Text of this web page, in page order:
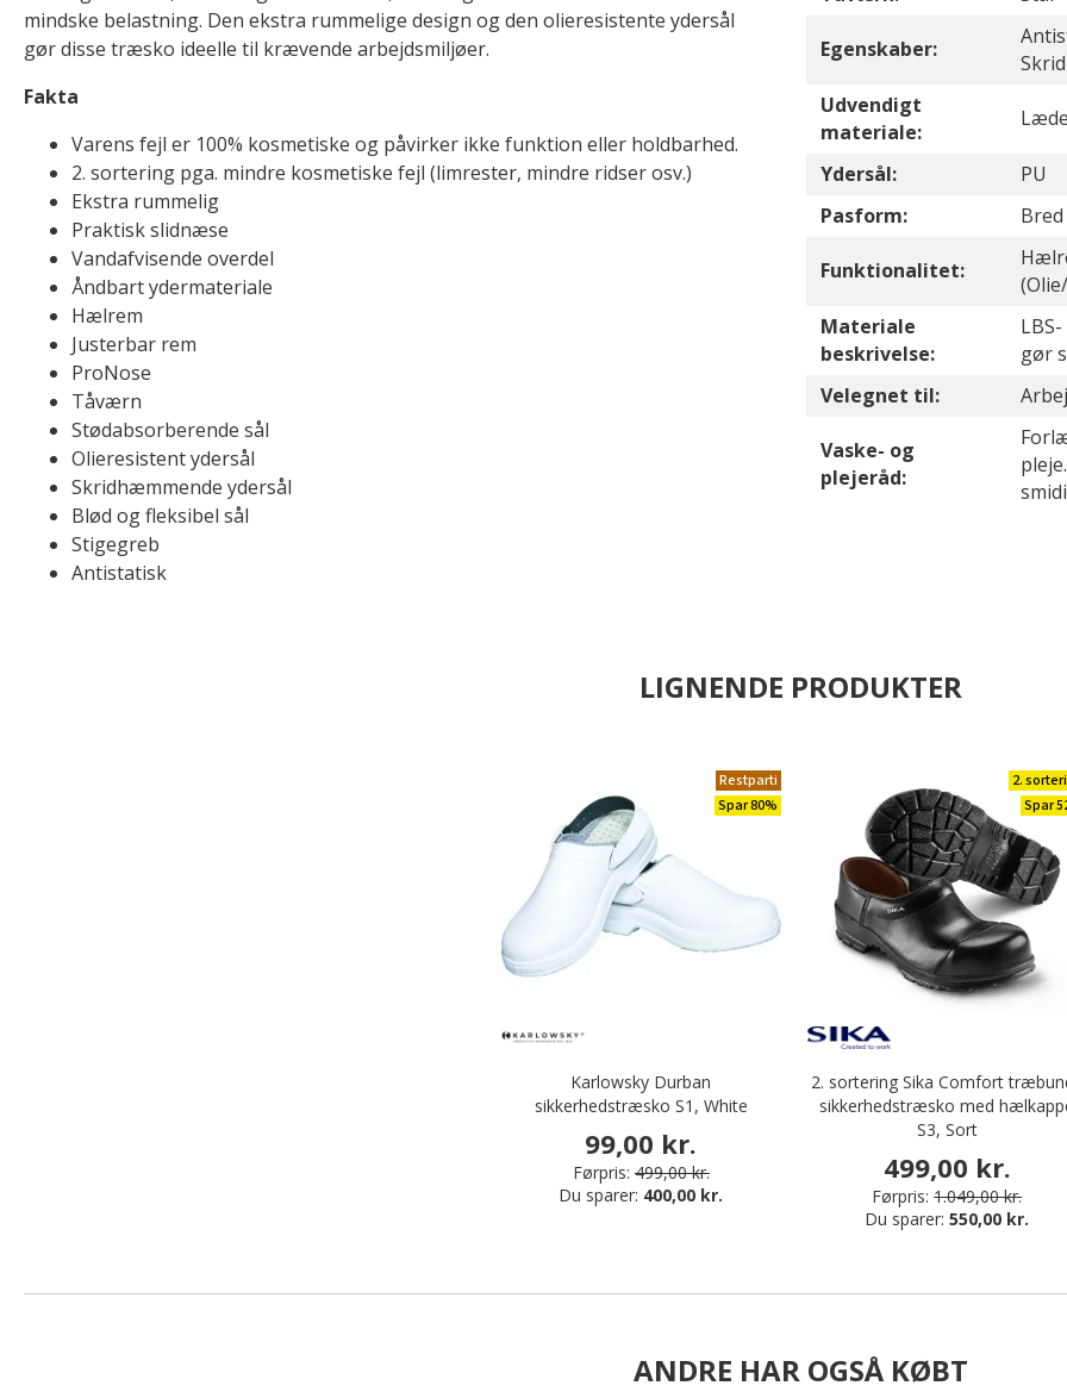
mindske belastning. Den ekstra rummelige design og den olieresistente ydersål
gør disse træsko ideelle til krævende arbejdsmiljøer.
Fakta
Varens fejl er 100% kosmetiske og påvirker ikke funktion eller holdbarhed.
2. sortering pga. mindre kosmetiske fejl (limrester, mindre ridser osv.)
Ekstra rummelig
Praktisk slidnæse
Vandafvisende overdel
Åndbart ydermateriale
Hælrem
Justerbar rem
ProNose
Tåværn
Stødabsorberende sål
Olieresistent ydersål
Skridhæmmende ydersål
Blød og fleksibel sål
Stigegreb
Antistatisk
Egenskaber:
Udvendigt
materiale:
Ydersål:
PU
Pasform:
Funktionalitet:
Materiale
beskrivelse:
gør
Velegnet til:
Vaske- og
plejeråd:
LIGNENDE PRODUKTER
Restparti
Spar 80%
Karlowsky Durban
sikkerhedstræsko S1, White
99,00 kr.
Førpris: 499,00 kr.
Du sparer: 400,00 kr.
2.
Spar
2. sortering Sika Comfort
sikkerhedstræsko med
S3, Sort
499,00 kr.
Førpris: 1.049,00 kr.
Du sparer:550,00 kr.
ANDRE HAR OGSÅ KØBT